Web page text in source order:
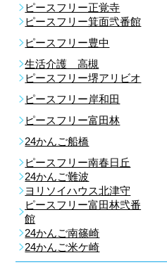
ピースフリー正覚寺
ピースフリー箕面弐番館
ピースフリー豊中
生活介護 高槻
ピースフリー堺アリビオ
ピースフリー岸和田
ピースフリー富田林
24かんご船橋
ピースフリー南春日丘
24かんご難波
ヨリソイハウス北津守
ピースフリー富田林弐番
館
24かんご南篠崎
24かんご米ケ崎